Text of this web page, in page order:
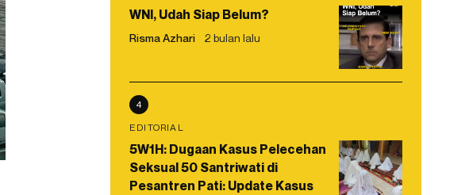
WNI, Udah Siap Belum?
Risma Azhari 2 bulan lalu
4
EDITORIAL
5W1H: Dugaan Kasus Pelecehan
Seksual 50 Santriwati di
Pesantren Pati: Update Kasus